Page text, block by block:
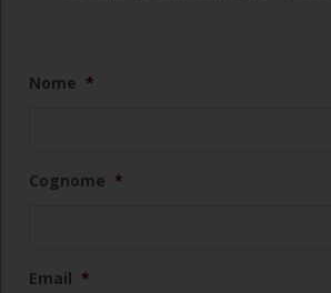
Nome *
Cognome *
Email *